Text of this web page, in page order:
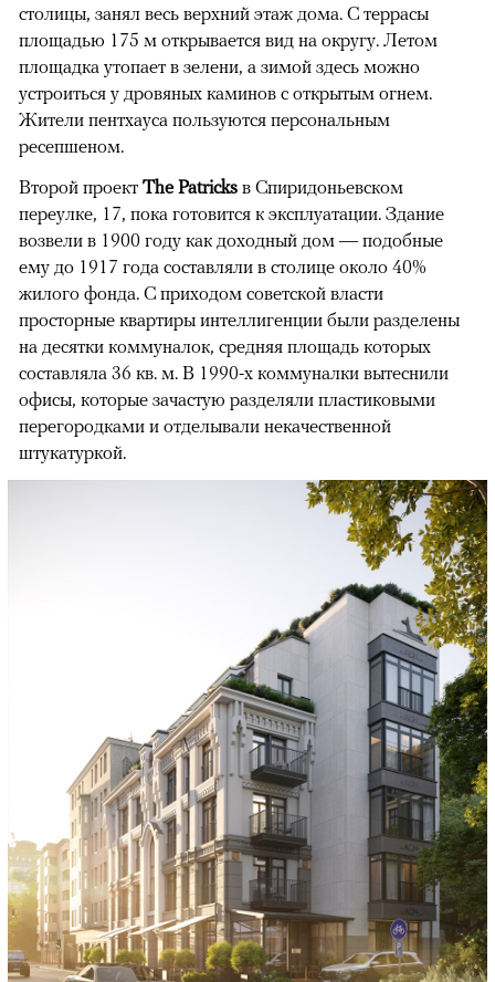
столицы, занял весь верхний этаж дома. С террасы
площадью 175 м открывается вид на округу. Летом
площадка утопает в зелени, а зимой здесь можно
устроиться у дровяных каминов с открытым огнем.
Жители пентхауса пользуются персональным
ресепшеном.
Второй проект The Patricks в Спиридоньевском
переулке, 17, пока готовится к эксплуатации. Здание
возвели в 1900 году как доходный дом — подобные
ему до 1917 года составляли в столице около 40%
жилого фонда. С приходом советской власти
просторные квартиры интеллигенции были разделены
на десятки коммуналок, средняя площадь которых
составляла 36 кв. м. В 1990-х коммуналки вытеснили
офисы, которые зачастую разделяли пластиковыми
перегородками и отделывали некачественной
штукатуркой.